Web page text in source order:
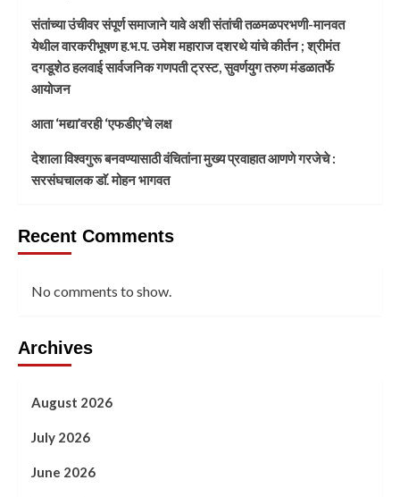
संतांच्या उंचीवर संपूर्ण समाजाने यावे अशी संतांची तळमळपरभणी-मानवत
येथील वारकरीभूषण ह.भ.प. उमेश महाराज दशरथे यांचे कीर्तन ; श्रीमंत
दगडूशेठ हलवाई सार्वजनिक गणपती ट्रस्ट, सुवर्णयुग तरुण मंडळातर्फे
आयोजन
आता ‘मद्या’वरही ‘एफडीए’चे लक्ष
देशाला विश्वगुरू बनवण्यासाठी वंचितांना मुख्य प्रवाहात आणणे गरजेचे :
सरसंघचालक डाॅ. मोहन भागवत
Recent Comments
No comments to show.
Archives
August 2026
July 2026
June 2026